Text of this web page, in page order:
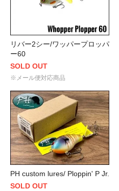
リバー2シー/ワッパープロッパ
ー60
SOLD OUT
※メール便対応商品
PH custom lures/ Ploppin' P Jr.
SOLD OUT